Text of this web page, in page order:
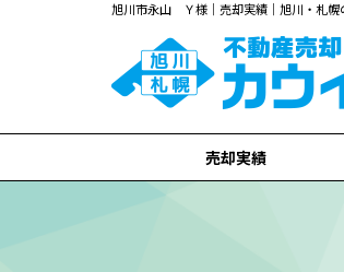
旭川市永山 Ｙ様｜売却実績｜旭川・札幌
売却実績
全て
旭川市
札幌市